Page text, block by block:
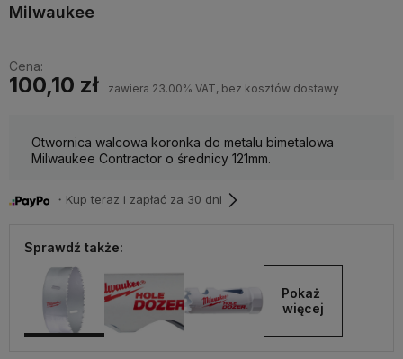
Milwaukee
Cena:
100,10 zł zawiera 23.00% VAT, bez kosztów dostawy
Otwornica walcowa koronka do metalu bimetalowa
Milwaukee Contractor o średnicy 121mm.
・Kup teraz i zapłać za 30 dni
Sprawdź także:
Pokaż
więcej